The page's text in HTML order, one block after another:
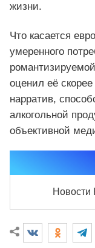
жизни.
Что касается
умеренного
оценил её
нарратив,
алкогольной
объективной
Новости